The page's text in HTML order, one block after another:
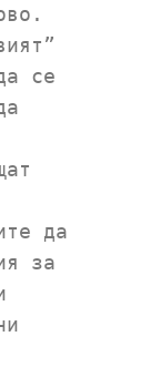
се
да
за